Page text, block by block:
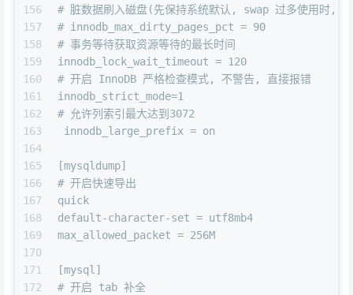
156
157
158
159
160
161
162
163
164
165
166
167
168
169
170
171
172
# 脏数据刷入磁盘(先保持系统默认, swap 过多使用时,
# innodb_max_dirty_pages_pct = 90
# 事务等待获取资源等待的最长时间
innodb_lock_wait_timeout = 120
# 开启 InnoDB 严格检查模式, 不警告, 直接报错
innodb_strict_mode=1
# 允许列索引最大达到3072
innodb_large_prefix = on
[mysqldump]
# 开启快速导出
quick
default-character-set = utf8mb4
max_allowed_packet = 256M
[mysql]
# 开启 tab 补全